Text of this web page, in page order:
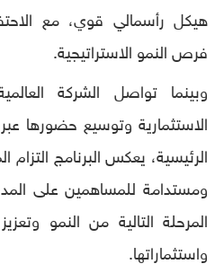
هيكل رأسمالي قوي، مع
فرص النمو الاستراتيجية.
وبينما تواصل الشركة
الاستثمارية وتوسيع حضورها
الرئيسية، يعكس البرنامج
ومستدامة للمساهمين على
المرحلة التالية من النمو
واستثماراتها.